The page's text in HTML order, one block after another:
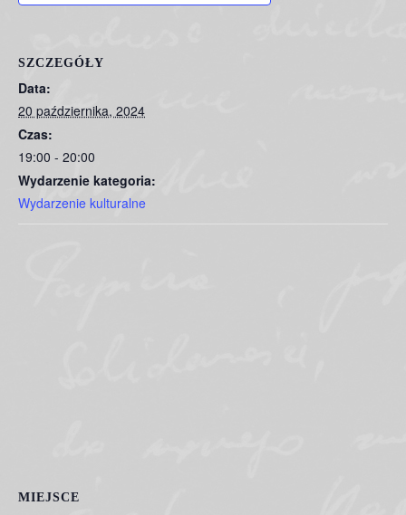
SZCZEGÓŁY
Data:
20 października, 2024
Czas:
19:00 - 20:00
Wydarzenie kategoria:
Wydarzenie kulturalne
MIEJSCE